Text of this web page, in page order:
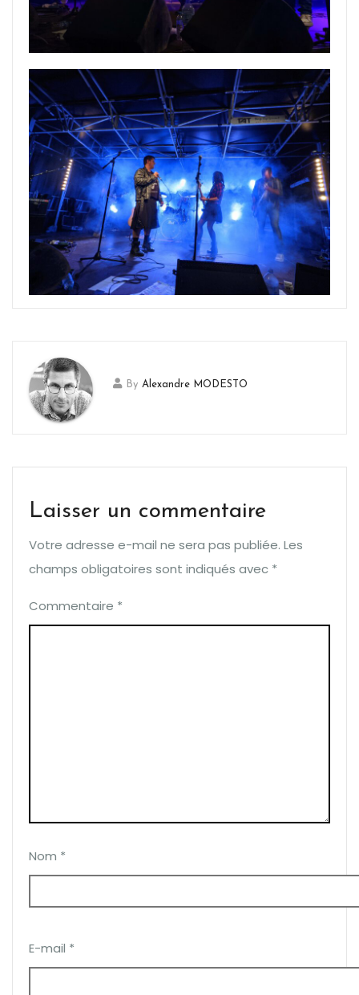
By Alexandre MODESTO
Laisser un commentaire
Votre adresse e-mail ne sera pas publiée. Les
champs obligatoires sont indiqués avec *
Commentaire *
Nom *
E-mail *